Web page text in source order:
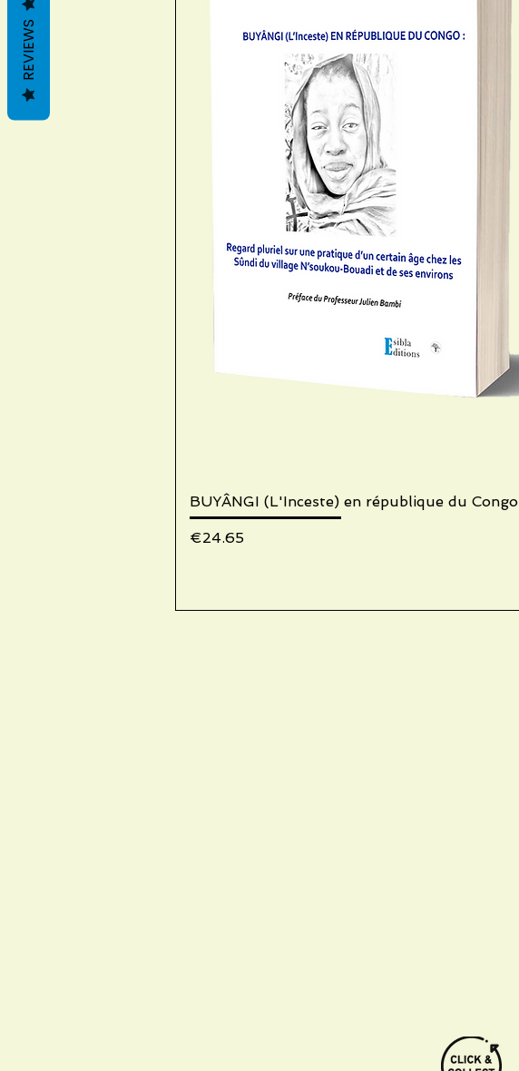
Quick View
BUYÂNGI (L'Inceste) en république du Congo
Price
€24.65
REVIEWS